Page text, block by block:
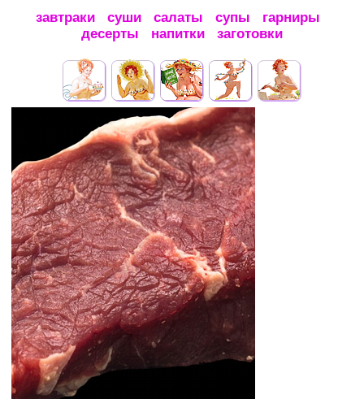
завтраки суши салаты супы
гарниры
десерты
напитки заготовки